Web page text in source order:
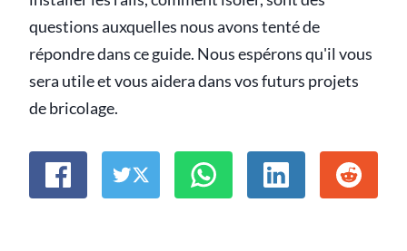
questions auxquelles nous avons tenté de
répondre dans ce guide. Nous espérons qu'il vous
sera utile et vous aidera dans vos futurs projets
de bricolage.